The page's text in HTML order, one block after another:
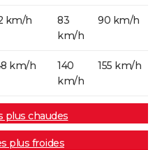
km/h
83
km/h
90 km/h
km/h
140
km/h
155 km/h
plus chaudes
plus froides